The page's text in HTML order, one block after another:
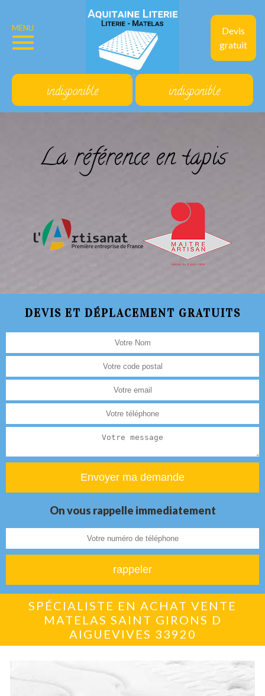
Devis
gratuit
MENU
indisponible indisponible
La référence en tapis
DEVIS ET DÉPLACEMENT GRATUITS
On vous rappelle immediatement
SPÉCIALISTE EN ACHAT VENTE
MATELAS SAINT GIRONS D
AIGUEVIVES 33920